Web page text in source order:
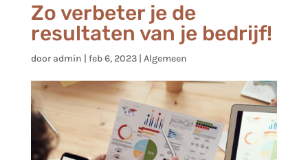
Zo verbeter je de
resultaten van je bedrijf!
door admin | feb 6, 2023| Algemeen